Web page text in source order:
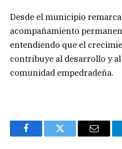
Desde el municipio
acompañamiento
entendiendo que el
contribuye al desarrollo y
comunidad empedradeña.
FacebookTwitter Email